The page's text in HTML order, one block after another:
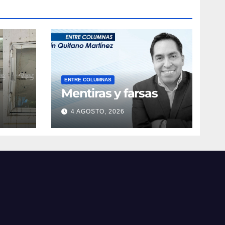
ENTRE COLUMNAS
Mentiras y farsas
4 AGOSTO, 2026